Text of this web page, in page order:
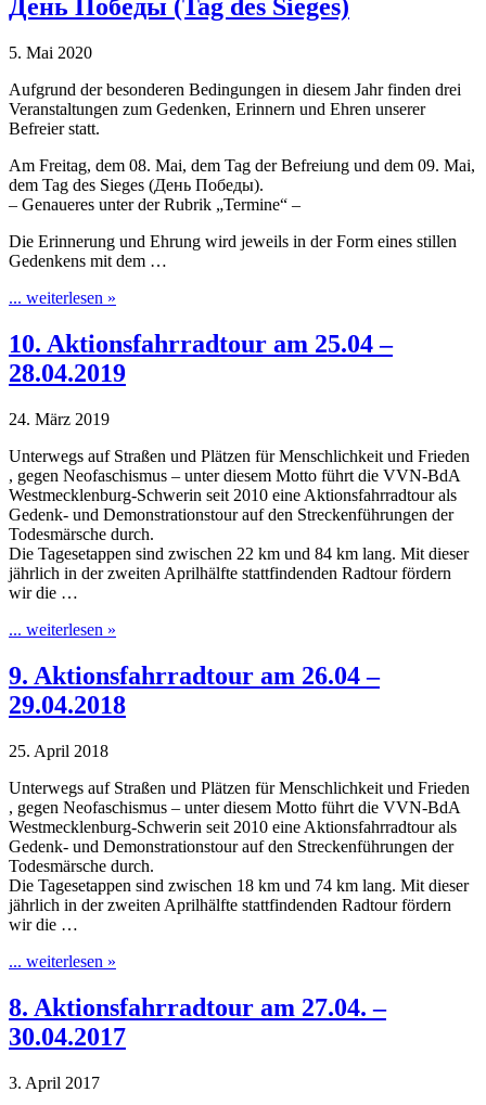
День Победы (Tag des Sieges)
5. Mai 2020
Aufgrund der besonderen Bedingungen in diesem Jahr finden drei
Veranstaltungen zum Gedenken, Erinnern und Ehren unserer
Befreier statt.
Am Freitag, dem 08. Mai, dem Tag der Befreiung und dem 09. Mai,
dem Tag des Sieges (День Победы).
– Genaueres unter der Rubrik „Termine“ –
Die Erinnerung und Ehrung wird jeweils in der Form eines stillen
Gedenkens mit dem …
... weiterlesen »
10. Aktionsfahrradtour am 25.04 –
28.04.2019
24. März 2019
Unterwegs auf Straßen und Plätzen für Menschlichkeit und Frieden
, gegen Neofaschismus – unter diesem Motto führt die VVN-BdA
Westmecklenburg-Schwerin seit 2010 eine Aktionsfahrradtour als
Gedenk- und Demonstrationstour auf den Streckenführungen der
Todesmärsche durch.
Die Tagesetappen sind zwischen 22 km und 84 km lang. Mit dieser
jährlich in der zweiten Aprilhälfte stattfindenden Radtour fördern
wir die …
... weiterlesen »
9. Aktionsfahrradtour am 26.04 –
29.04.2018
25. April 2018
Unterwegs auf Straßen und Plätzen für Menschlichkeit und Frieden
, gegen Neofaschismus – unter diesem Motto führt die VVN-BdA
Westmecklenburg-Schwerin seit 2010 eine Aktionsfahrradtour als
Gedenk- und Demonstrationstour auf den Streckenführungen der
Todesmärsche durch.
Die Tagesetappen sind zwischen 18 km und 74 km lang. Mit dieser
jährlich in der zweiten Aprilhälfte stattfindenden Radtour fördern
wir die …
... weiterlesen »
8. Aktionsfahrradtour am 27.04. –
30.04.2017
3. April 2017